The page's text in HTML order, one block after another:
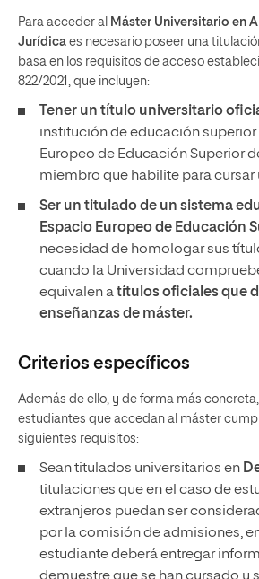
Para acceder al Máster Universitario en
Jurídica es necesario poseer una
basa en los requisitos de acceso
822/2021, que incluyen:
Tener un título universitario
institución de educación superior
Europeo de Educación Superior
miembro que habilite para cursar
Ser un titulado de un sistema
Espacio Europeo de Educación
necesidad de homologar sus
cuando la Universidad
equivalen atítulos oficiales que
enseñanzas de máster.
Criterios específicos
Además de ello, y de forma más
estudiantes que accedan al máster
siguientes requisitos:
Sean titulados universitarios en
titulaciones que en el caso de
extranjeros puedan ser
por la comisión de admisiones;
estudiante deberá entregar